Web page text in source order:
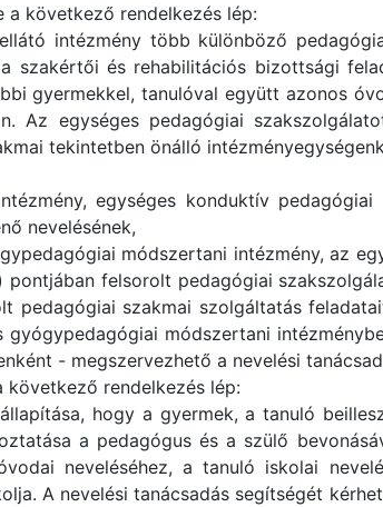
a következő rendelkezés lép:
intézmény több különböző
szakértői és rehabilitációs bizottsági
gyermekkel, tanulóval együtt azonos
Az egységes pedagógiai
tekintetben önálló
egységes konduktív
nevelésének,
módszertani intézmény, az
felsorolt pedagógiai
pedagógiai szakmai szolgáltatás
módszertani
- megszervezhető a nevelési
következő rendelkezés lép:
hogy a gyermek, a tanuló
a pedagógus és a szülő
neveléséhez, a tanuló iskolai
A nevelési tanácsadás segítségét